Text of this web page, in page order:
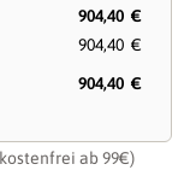
904,40 €
904,40 €
904,40 €
ab 99€)